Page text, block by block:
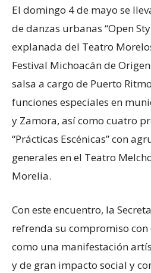
El domingo 4 de mayo se
de danzas urbanas “Open
explanada del Teatro
Festival Michoacán de
salsa a cargo de Puerto
funciones especiales en
y Zamora, así como cuatro
“Prácticas Escénicas” con
generales en el Teatro
Morelia.
Con este encuentro, la
refrenda su compromiso
como una manifestación
y de gran impacto social y